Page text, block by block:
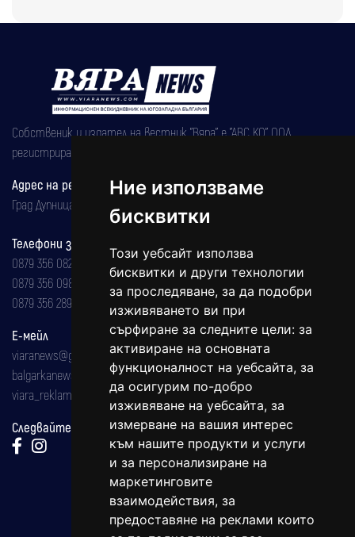
Ние използваме
бисквитки
Този уебсайт използва
бисквитки и други технологии
за проследяване, за да подобри
изживяването ви при
сърфиране за следните цели: за
активиране на основната
функционалност на уебсайта, за
да осигурим по-добро
изживяване на уебсайта, за
измерване на вашия интерес
към нашите продукти и услуги
и за персонализиране на
маркетинговите
взаимодействия, за
предоставяне на реклами които
Собственик и издател на вестник "Вяра" е "АВС КО" ООД,
регистрирана на 08.05.2002 година.
Адрес на редакцията
Град Дупница, ул.''Христо Ботев" 43
Телефони за реклама и абонаменти
0879 356 082
0879 356 098
0879 356 289
Е-мейл
viaranews@gmail.com
balgarkanews@gmail.com
viara_reklama@mail.bg
Следвайте ни: